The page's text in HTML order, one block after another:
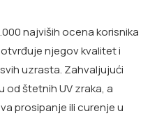
najviših ocena korisnika
njegov kvalitet i
uzrasta. Zahvaljujući
štetnih UV zraka, a
prosipanje ili curenje u